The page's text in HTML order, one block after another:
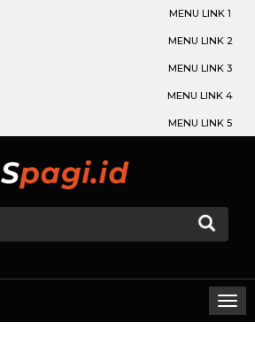
MENU LINK 1
MENU LINK 2
MENU LINK 3
MENU LINK 4
MENU LINK 5